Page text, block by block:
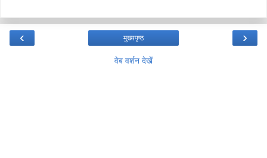
‹ ›
मुख्यपृष्ठ
वेब वर्शन देखें